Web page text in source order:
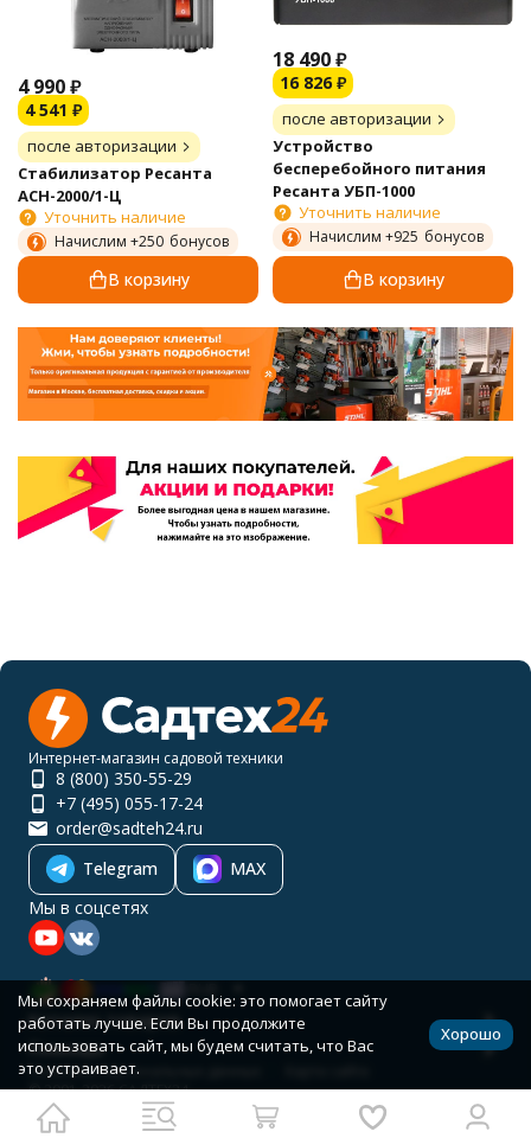
4 990₽
4 541 ₽
после авторизации
Стабилизатор Ресанта
АСН-2000/1-Ц
Уточнить наличие
Начислим +250 бонусов
В корзину
18 490₽
16 826 ₽
после авторизации
Устройство
бесперебойного питания
Ресанта УБП-1000
Уточнить наличие
Начислим +925 бонусов
В корзину
Интернет-магазин садовой техники
8 (800) 350-55-29
+7 (495) 055-17-24
order@sadteh24.ru
Telegram
MAX
Мы в соцсетях
Каталог товаров
Помощь
Политика персональных данных
© 2001-2026 САДТЕХ24
Разработано в
bodysite.ru
Мы сохраняем файлы cookie: это помогает сайту
работать лучше. Если Вы продолжите
использовать сайт, мы будем считать, что Вас
это устраивает.
Хорошо